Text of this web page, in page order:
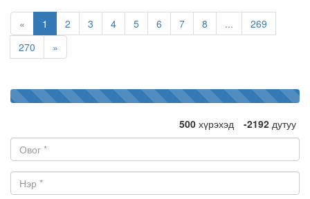
« 1 2 3 4 5 6 7 8 ...
269
270
»
100%
500 хүрэхэд -2192 дутуу
Овог:
Нэр: